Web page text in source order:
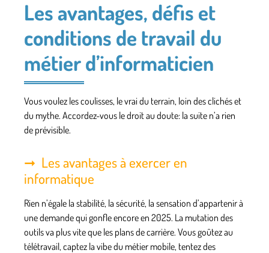
Les avantages, défis et
conditions de travail du
métier d’informaticien
Vous voulez les coulisses, le vrai du terrain, loin des clichés et
du mythe. Accordez-vous le droit au doute: la suite n’a rien
de prévisible.
Les avantages à exercer en
informatique
Rien n’égale la stabilité, la sécurité, la sensation d’appartenir à
une demande qui gonfle encore en 2025. La mutation des
outils va plus vite que les plans de carrière. Vous goûtez au
télétravail, captez la vibe du métier mobile, tentez des